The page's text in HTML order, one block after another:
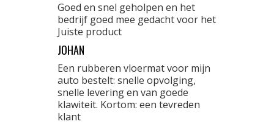
Goed en snel geholpen en het
bedrijf goed mee gedacht voor het
Juiste product
JOHAN
Een rubberen vloermat voor mijn
auto bestelt: snelle opvolging,
snelle levering en van goede
klawiteit. Kortom: een tevreden
klant